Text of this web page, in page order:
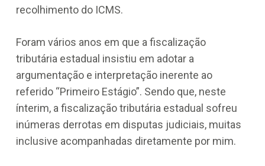
recolhimento do ICMS.
Foram vários anos em que a fiscalização
tributária estadual insistiu em adotar a
argumentação e interpretação inerente ao
referido “Primeiro Estágio”. Sendo que, neste
ínterim, a fiscalização tributária estadual sofreu
inúmeras derrotas em disputas judiciais, muitas
inclusive acompanhadas diretamente por mim.